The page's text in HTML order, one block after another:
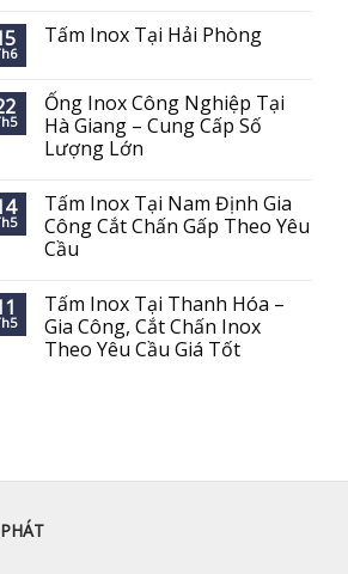
Tấm Inox Tại Hải Phòng
Ống Inox Công Nghiệp Tại
Hà Giang – Cung Cấp Số
Lượng Lớn
Tấm Inox Tại Nam Định Gia
Công Cắt Chấn Gấp Theo Yêu
Cầu
Tấm Inox Tại Thanh Hóa –
Gia Công, Cắt Chấn Inox
Theo Yêu Cầu Giá Tốt